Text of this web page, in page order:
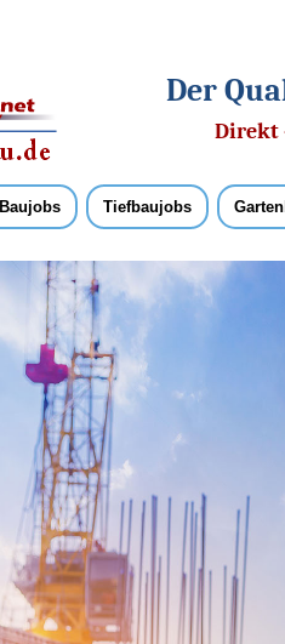
Der
Direkt
Baujobs Tiefbaujobs